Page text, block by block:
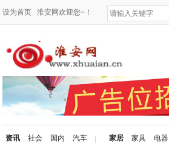
设为首页 淮安网欢迎您~！
资讯
社会
国内
汽车
家居
家具
电器